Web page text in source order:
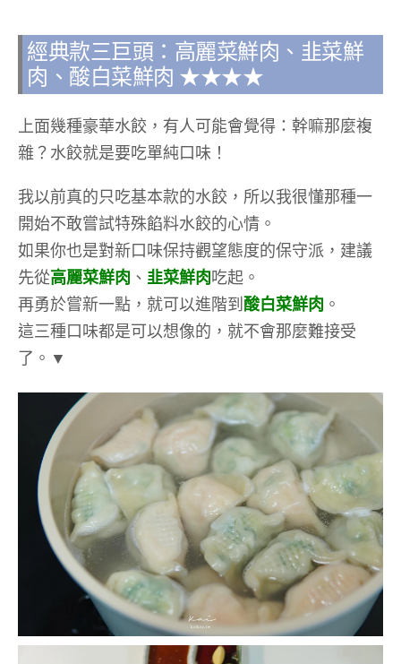
經典款三巨頭：高麗菜鮮肉、韭菜鮮
肉、酸白菜鮮肉 ★★★★
上面幾種豪華水餃，有人可能會覺得：幹嘛那麼複
雜？水餃就是要吃單純口味！
我以前真的只吃基本款的水餃，所以我很懂那種一
開始不敢嘗試特殊餡料水餃的心情。
如果你也是對新口味保持觀望態度的保守派，建議
先從高麗菜鮮肉 、 韭菜鮮肉吃起。
再勇於嘗新一點，就可以進階到酸白菜鮮肉 。
這三種口味都是可以想像的，就不會那麼難接受
了。▼